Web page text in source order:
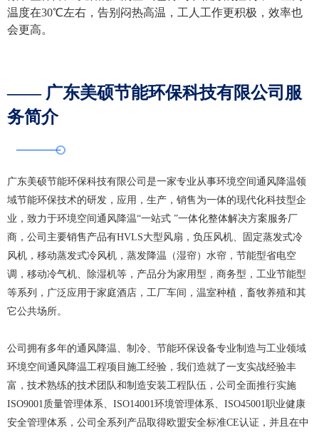
温度在30℃左右，告别闷热高温，工人工作更积极，效率也
会更高。
—— 广东美硕节能环保科技有限公司服
务简介
广东美硕节能环保科技有限公司是一家专业从事环境空间通风降温领
域节能环保技术的研发，应用，生产，销售为一体的现代化科技型企
业，致力于环境空间通风降温“一站式 ”一体化整体解决方案服务厂
商，公司主要销售产品有HVLS大型风扇，负压风机、固定蒸发式冷
风机，移动蒸发式冷风机，蒸发降温（湿帘）水帘，节能型省电空
调，移动冷气机、除湿机等，产品分为家用型，商务型，工业节能型
等系列，广泛应用于家庭酒店，工厂车间，温室种植，畜牧养殖和其
它公共场所。
公司拥有多年的通风降温、制冷、节能环保设备专业制造与工业领域
环境空间通风降温工程项目施工经验，我们造就了一支实战经验丰
富，技术熟练的技术团队和制造安装工程队伍，公司全面推行实施
ISO9001质量管理体系、ISO14001环境管理体系、ISO45001职业健康
安全管理体系，公司全系列产品取得欧盟安全标准CE认证，并且在中